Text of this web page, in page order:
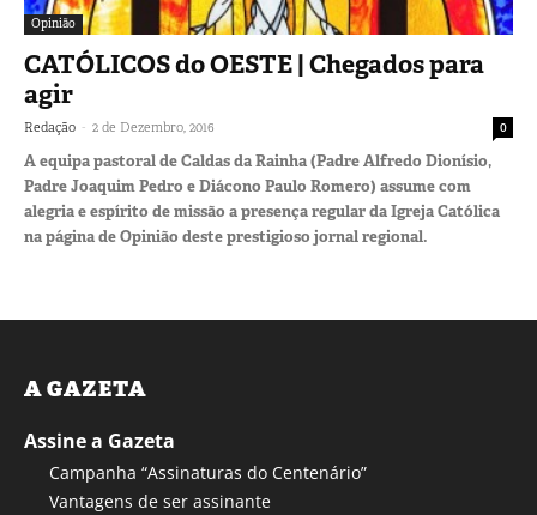
Opinião
CATÓLICOS do OESTE | Chegados para
agir
Redação - 2 de Dezembro, 2016 0
A equipa pastoral de Caldas da Rainha (Padre Alfredo Dionísio,
Padre Joaquim Pedro e Diácono Paulo Romero) assume com
alegria e espírito de missão a presença regular da Igreja Católica
na página de Opinião deste prestigioso jornal regional.
A GAZETA
Assine a Gazeta
Campanha “Assinaturas do Centenário”
Vantagens de ser assinante